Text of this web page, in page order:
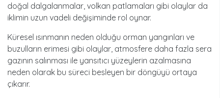
doğal dalgalanmalar, volkan patlamaları gibi olaylar da
iklimin uzun vadeli değişiminde rol oynar.
Küresel ısınmanın neden olduğu orman yangınları ve
buzulların erimesi gibi olaylar, atmosfere daha fazla sera
gazının salınması ile yansıtıcı yüzeylerin azalmasına
neden olarak bu süreci besleyen bir döngüyü ortaya
çıkarır.